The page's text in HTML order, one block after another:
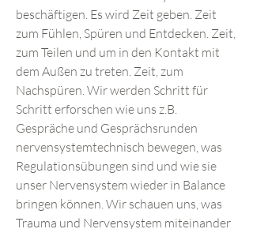
beschäftigen. Es wird Zeit geben. Zeit
zum Fühlen, Spüren und Entdecken. Zeit,
zum Teilen und um in den Kontakt mit
dem Außen zu treten. Zeit, zum
Nachspüren. Wir werden Schritt für
Schritt erforschen wie uns z.B.
Gespräche und Gesprächsrunden
nervensystemtechnisch bewegen, was
Regulationsübungen sind und wie sie
unser Nervensystem wieder in Balance
bringen können. Wir schauen uns, was
Trauma und Nervensystem miteinander